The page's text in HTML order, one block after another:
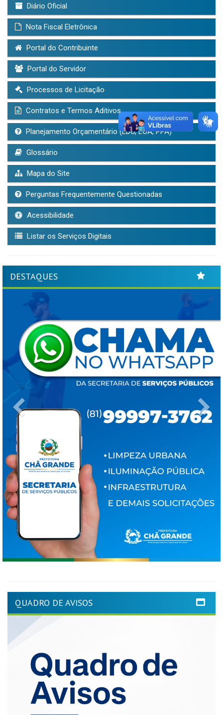
Diário Oficial
Nota Fiscal Eletrônica
Portal do Contribuinte
Portal do Servidor
Processos de Licitação
Contratos e Termos Aditivos
Planejamento Orçamentário (LDO, LOA, PPA)
Glossário
Mapa do Site
Perguntas Frequentemente Questionadas
Acessibilidade
Listar os Serviços Digitais
DESTAQUES
QUADRO DE AVISOS